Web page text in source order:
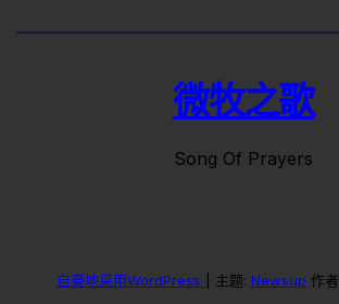
微牧之歌
Song Of Prayers
自豪地采用WordPress 主题: Newsup 作者